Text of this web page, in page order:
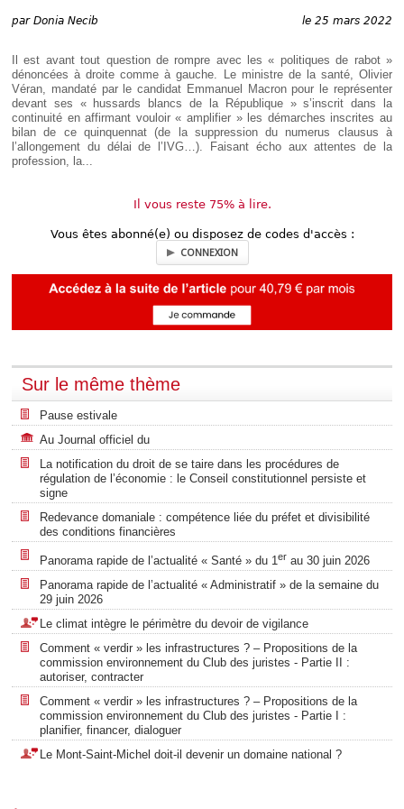
IT
par Donia Necib le 25 mars 2022
Il est avant tout question de rompre avec les « politiques de rabot »
dénoncées à droite comme à gauche. Le ministre de la santé, Olivier
Véran, mandaté par le candidat Emmanuel Macron pour le représenter
devant ses « hussards blancs de la République » s’inscrit dans la
continuité en affirmant vouloir « amplifier » les démarches inscrites au
bilan de ce quinquennat (de la suppression du numerus clausus à
l’allongement du délai de l’IVG…). Faisant écho aux attentes de la
profession, la...
Il vous reste 75% à lire.
Vous êtes abonné(e) ou disposez de codes d'accès :
CONNEXION
Sur le même thème
Pause estivale
Au Journal officiel du
La notification du droit de se taire dans les procédures de
régulation de l’économie : le Conseil constitutionnel persiste et
signe
Redevance domaniale : compétence liée du préfet et divisibilité
des conditions financières
Panorama rapide de l’actualité « Santé » du 1 er au 30 juin 2026
Panorama rapide de l’actualité « Administratif » de la semaine du
29 juin 2026
Le climat intègre le périmètre du devoir de vigilance
Comment « verdir » les infrastructures ? – Propositions de la
commission environnement du Club des juristes - Partie II :
autoriser, contracter
Comment « verdir » les infrastructures ? – Propositions de la
commission environnement du Club des juristes - Partie I :
planifier, financer, dialoguer
Le Mont-Saint-Michel doit-il devenir un domaine national ?